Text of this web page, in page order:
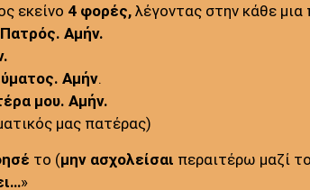
εκείνο 4 φορές,λέγοντας στην κάθε μια
Αμήν.
Αμήν.
μου. Αμήν.
μας πατέρας)
το (μην ασχολείσαι περαιτέρω μαζί
»